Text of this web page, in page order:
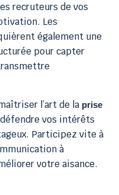
recruteurs de vos
Les
également une
pour capter
l’art de la prise
vos intérêts
Participez vite à
à
votre aisance.